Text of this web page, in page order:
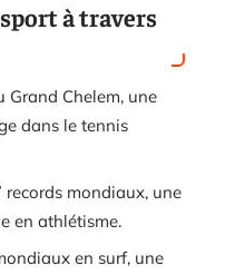
à travers
Grand Chelem, une
dans le tennis
records mondiaux, une
en athlétisme.
en surf, une